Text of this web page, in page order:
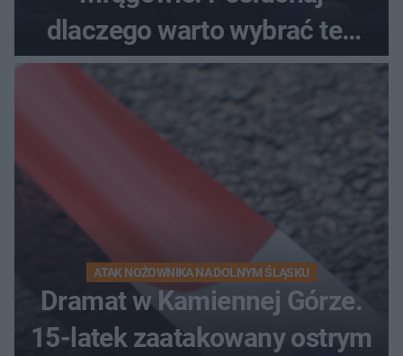
dlaczego warto wybrać ten
kierunek na urlop!
ATAK NOŻOWNIKA NA DOLNYM ŚLĄSKU
Dramat w Kamiennej Górze.
15-latek zaatakowany ostrym